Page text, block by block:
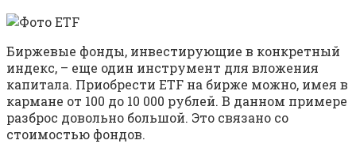
Биржевые фонды, инвестирующие в конкретный
индекс, – еще один инструмент для вложения
капитала. Приобрести ETF на бирже можно, имея в
кармане от 100 до 10 000 рублей. В данном примере
разброс довольно большой. Это связано со
стоимостью фондов.